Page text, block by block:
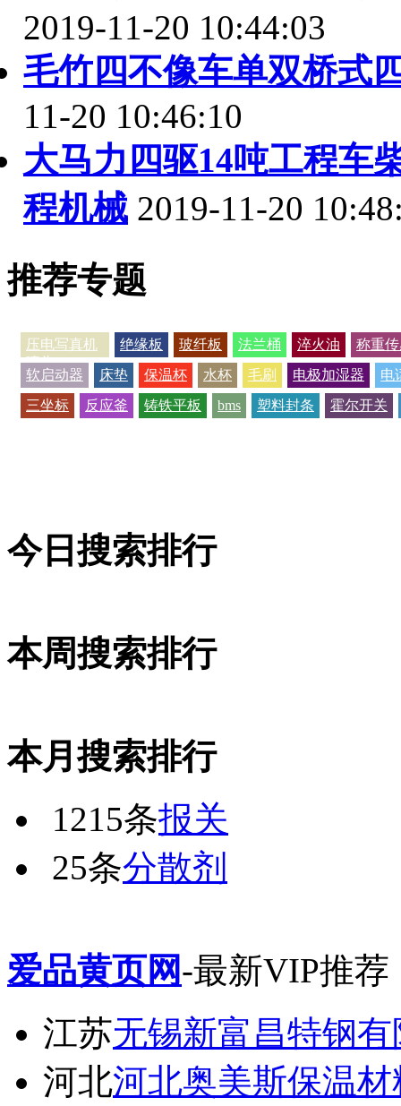
2019-11-20 10:44:03
毛竹四不像车单双桥式
11-20 10:46:10
大马力四驱14吨工程车
程机械 2019-11-20
推荐专题
压电写真机
喷头
绝缘板 玻纤板 法兰桶 淬火油
称重
软启动器
床垫 保温杯 水杯 毛刷 电极加湿器
电
三坐标
反应釜 铸铁平板 bms 塑料封条 霍尔开关
今日搜索排行
本周搜索排行
本月搜索排行
1215条报关
25条分散剂
爱品黄页网-最新VIP推荐
江苏无锡新富昌特钢
河北河北奥美斯保温